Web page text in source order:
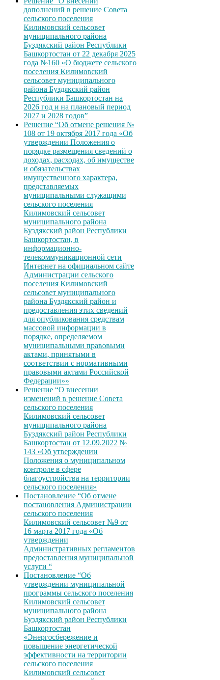
дополнений в решение Совета
сельского поселения
Килимовский сельсовет
муниципального района
Буздякский район Республики
Башкортостан от 22 декабря 2025
года №160 «О бюджете сельского
поселения Килимовский
сельсовет муниципального
района Буздякский район
Республики Башкортостан на
2026 год и на плановый период
2027 и 2028 годов”
Решение “Об отмене решения №
108 от 19 октября 2017 года «Об
утверждении Положения о
порядке размещения сведений о
доходах, расходах, об имуществе
и обязательствах
имущественного характера,
представляемых
муниципальными служащими
сельского поселения
Килимовский сельсовет
муниципального района
Буздякский район Республики
Башкортостан, в
информационно-
телекоммуникационной сети
Интернет на официальном сайте
Администрации сельского
поселения Килимовский
сельсовет муниципального
района Буздякский район и
предоставления этих сведений
для опубликования средствам
массовой информации в
порядке, определяемом
муниципальными правовыми
актами, принятыми в
соответствии с нормативными
правовыми актами Российской
Федерации»»
Решение “О внесении
изменений в решение Совета
сельского поселения
Килимовский сельсовет
муниципального района
Буздякский район Республики
Башкортостан от 12.09.2022 №
143 «Об утверждении
Положения о муниципальном
контроле в сфере
благоустройства на территории
сельского поселения»
Постановление “Об отмене
постановления Администрации
сельского поселения
Килимовский сельсовет №9 от
16 марта 2017 года «Об
утверждении
Административных регламентов
предоставления муниципальной
услуги “
Постановление “Об
утверждении муниципальной
программы сельского поселения
Килимовский сельсовет
муниципального района
Буздякский район Республики
Башкортостан
«Энергосбережение и
повышение энергетической
эффективности на территории
сельского поселения
Килимовский сельсовет